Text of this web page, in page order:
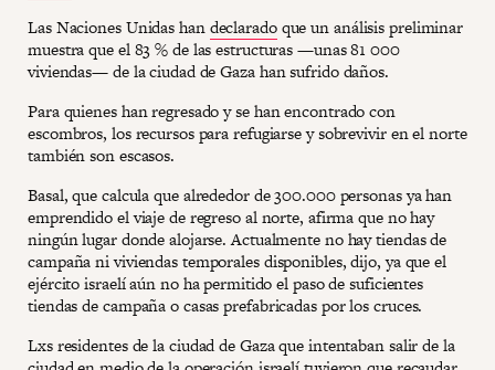
Las Naciones Unidas handeclaradoque un análisis preliminar
muestra que el 83 % de las estructuras —unas 81 000
viviendas— de la ciudad de Gaza han sufrido daños.
Para quienes han regresado y se han encontrado con
escombros, los recursos para refugiarse y sobrevivir en el norte
también son escasos.
Basal, que calcula que alrededor de 300.000 personas ya han
emprendido el viaje de regreso al norte, afirma que no hay
ningún lugar donde alojarse. Actualmente no hay tiendas de
campaña ni viviendas temporales disponibles, dijo, ya que el
ejército israelí aún no ha permitido el paso de suficientes
tiendas de campaña o casas prefabricadas por los cruces.
Lxs residentes de la ciudad de Gaza que intentaban salir de la